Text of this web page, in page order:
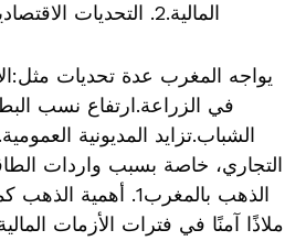
المالية.2. التحديات الاقتصاديةرغم التقدم
يواجه المغرب عدة تحديات
في الزراعة.ارتفاع نسب
الشباب.تزايد المديونية
التجاري، خاصة بسبب واردات
الذهب بالمغرب1. أهمية
ملاذًا آمنًا في فترات الأزمات